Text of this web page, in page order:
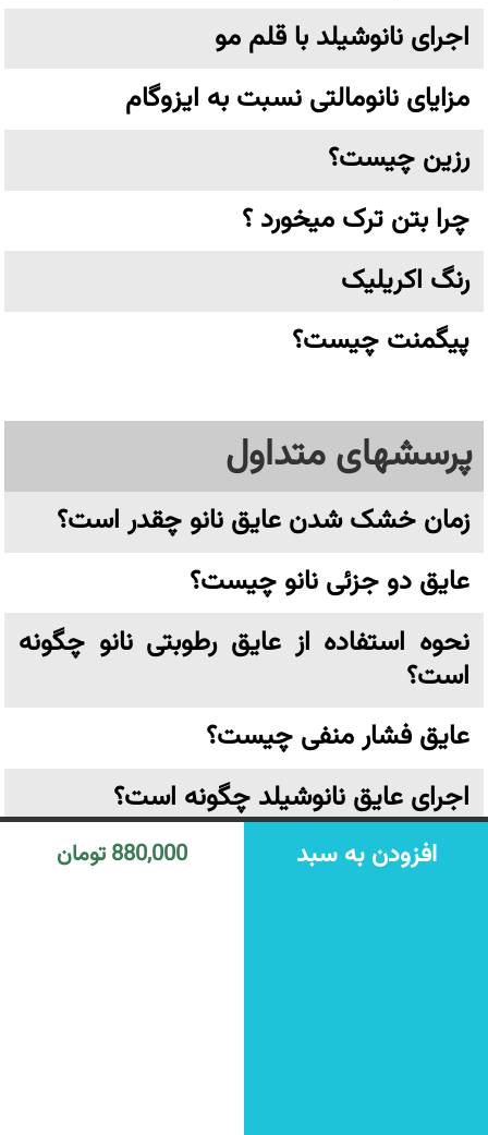
880,000 تومان افزودن به سبد
اجرای نانوشیلد با قلم مو
مزایای نانومالتی نسبت به ایزوگام
رزین چیست؟
چرا بتن ترک میخورد ؟
رنگ اکریلیک
پیگمنت چیست؟
پرسشهای متداول
زمان خشک شدن عایق نانو چقدر است؟
عایق دو جزئی نانو چیست؟
نحوه استفاده از عایق رطوبتی نانو چگونه
است؟
عایق فشار منفی چیست؟
اجرای عایق نانوشیلد چگونه است؟
نکاتی که برای آب بندی استخر باید بدانیم؟